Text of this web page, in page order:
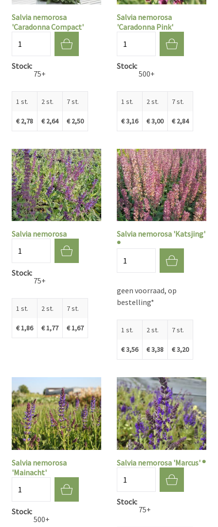
Salvia nemorosa
'Caradonna Compact'
Stock
75+
1 st.
€ 2,78
2 st.
€ 2,64
7 st.
€ 2,50
Salvia nemorosa
'Caradonna Pink'
Stock
500+
1 st.
€ 3,16
2 st.
€ 3,00
7 st.
€ 2,84
Salvia nemorosa
Stock
75+
1 st.
€ 1,86
2 st.
€ 1,77
7 st.
€ 1,67
Salvia nemorosa 'Katsjing'
®
geen voorraad, op
bestelling*
1 st.
€ 3,56
2 st.
€ 3,38
7 st.
€ 3,20
Salvia nemorosa
'Mainacht'
Stock
500+
Salvia nemorosa 'Marcus' ®
Stock
75+